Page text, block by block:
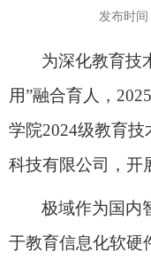
发布时
为深化教育技
用”融合育人， 2025
学院2024级教育技
科技有限公司，开
极域作为国内
于教育信息化软硬